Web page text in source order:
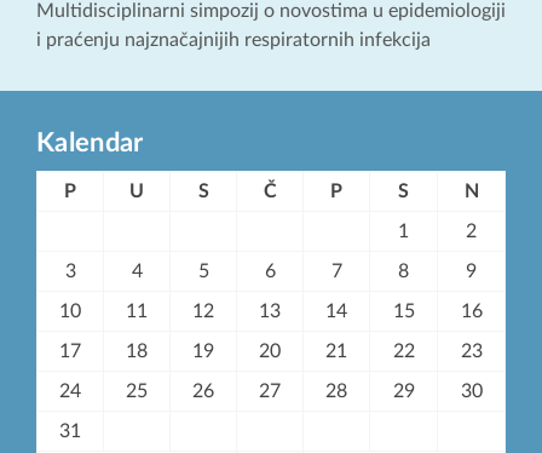
Multidisciplinarni simpozij o novostima u epidemiologiji
i praćenju najznačajnijih respiratornih infekcija
Kalendar
P U S Č P S N
1 2
3 4 5 6 7 8 9
10 11 12 13 14 15 16
17 18 19 20 21 22 23
24 25 26 27 28 29 30
31